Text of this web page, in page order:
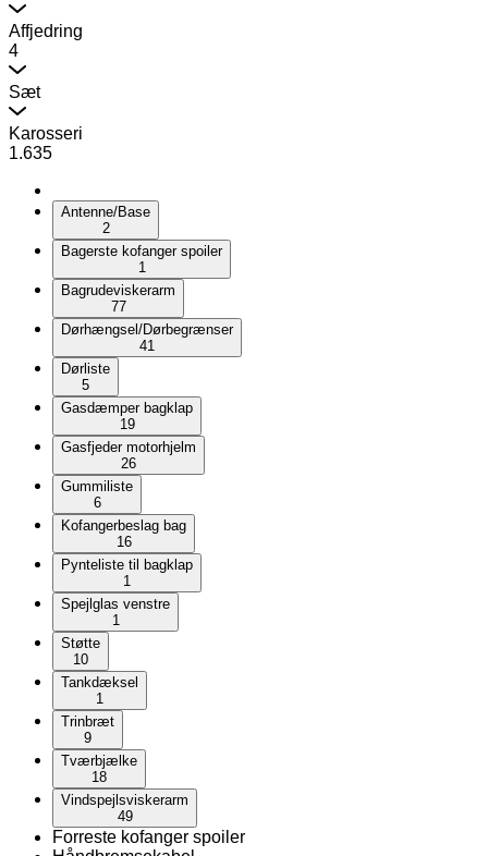
Affjedring
4
Sæt
Karosseri
1.635
Antenne/Base
2
Bagerste kofanger spoiler
1
Bagrudeviskerarm
77
Dørhængsel/Dørbegrænser
41
Dørliste
5
Gasdæmper bagklap
19
Gasfjeder motorhjelm
26
Gummiliste
6
Kofangerbeslag bag
16
Pynteliste til bagklap
1
Spejlglas venstre
1
Støtte
10
Tankdæksel
1
Trinbræt
9
Tværbjælke
18
Vindspejlsviskerarm
49
Forreste kofanger spoiler